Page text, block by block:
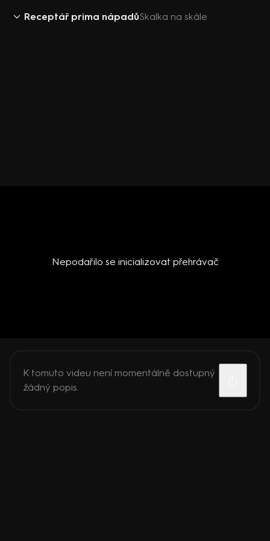
Receptář prima nápadůSkalka na skále
Nepodařilo se inicializovat přehrávač
K tomuto videu není momentálně dostupný
žádný popis.